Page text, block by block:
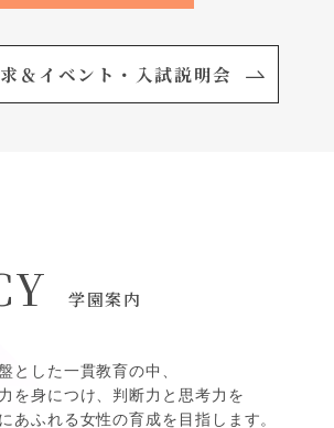
＆イベント・入試説明会
学園案内
とした一貫教育の中、
を身につけ、判断力と思考力を
あふれる女性の育成を目指します。